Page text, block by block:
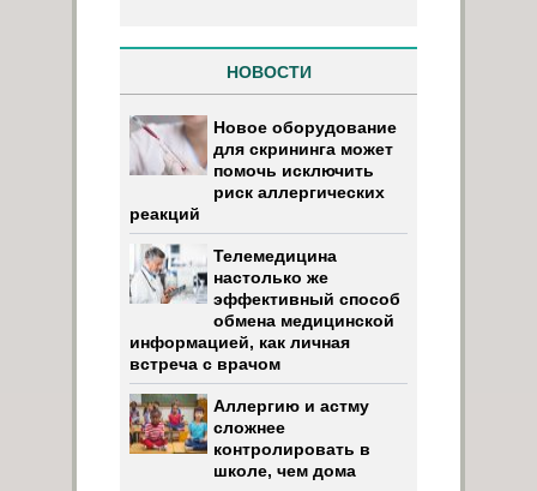
НОВОСТИ
Новое оборудование
для скрининга может
помочь исключить
риск аллергических
реакций
Телемедицина
настолько же
эффективный способ
обмена медицинской
информацией, как личная
встреча с врачом
Аллергию и астму
сложнее
контролировать в
школе, чем дома